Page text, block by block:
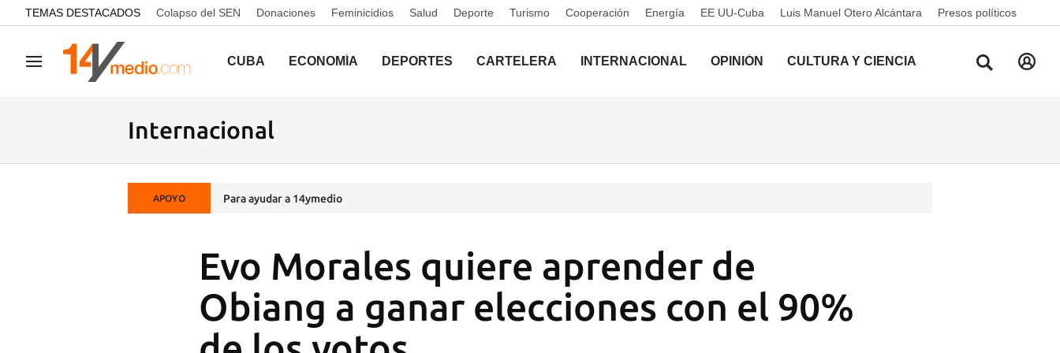
common.go-to-content
TEMAS DESTACADOS Colapso del SEN Donaciones Feminicidios Salud Deporte Turismo Cooperación Energía EE UU-Cuba Luis Manuel Otero Alcántara Presos políticos
Navegación CUBA ECONOMÍA DEPORTES CARTELERA INTERNACIONAL OPINIÓN CULTURA Y CIENCIA
Internacional
APOYO Para ayudar a 14ymedio
Evo Morales quiere aprender de
Obiang a ganar elecciones con el 90%